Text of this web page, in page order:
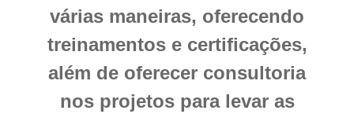
várias maneiras, oferecendo
treinamentos e certificações,
além de oferecer consultoria
nos projetos para levar as